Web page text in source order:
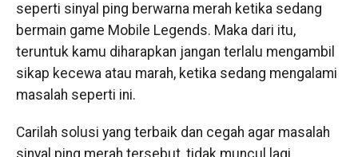
seperti sinyal ping berwarna merah ketika sedang
bermain game Mobile Legends. Maka dari itu,
teruntuk kamu diharapkan jangan terlalu mengambil
sikap kecewa atau marah, ketika sedang mengalami
masalah seperti ini.
Carilah solusi yang terbaik dan cegah agar masalah